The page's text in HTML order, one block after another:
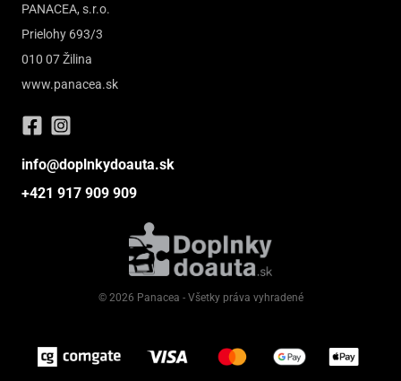
PANACEA, s.r.o.
Prielohy 693/3
010 07 Žilina
www.panacea.sk
info@doplnkydoauta.sk
+421 917 909 909
© 2026 Panacea - Všetky práva vyhradené